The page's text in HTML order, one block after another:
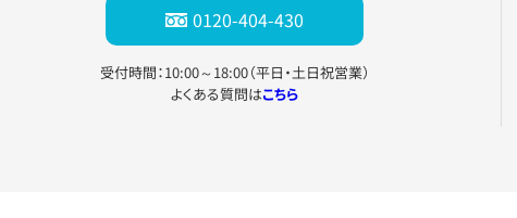
0120-404-430
受付時間：10:00～18:00（平日・土日祝営業）
よくある質問はこちら